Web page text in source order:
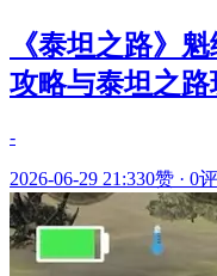
《泰坦之路》
攻略与泰坦之
-
2026-06-29 21:330赞 · 0